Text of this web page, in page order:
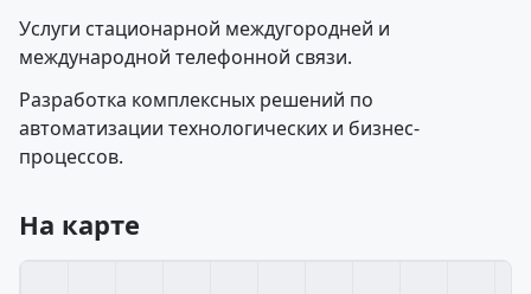
Услуги стационарной междугородней и
международной телефонной связи.
Разработка комплексных решений по
автоматизации технологических и бизнес-
процессов.
На карте